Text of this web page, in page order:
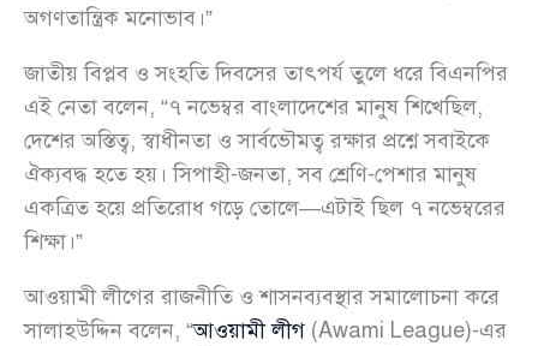
অগণতান্ত্রিক মনোভাব।”
জাতীয় বিপ্লব ও সংহতি দিবসের তাৎপর্য তুলে ধরে বিএনপির
এই নেতা বলেন, “৭ নভেম্বর বাংলাদেশের মানুষ শিখেছিল,
দেশের অস্তিত্ব, স্বাধীনতা ও সার্বভৌমত্ব রক্ষার প্রশ্নে সবাইকে
ঐক্যবদ্ধ হতে হয়। সিপাহী-জনতা, সব শ্রেণি-পেশার মানুষ
একত্রিত হয়ে প্রতিরোধ গড়ে তোলে—এটাই ছিল ৭ নভেম্বরের
শিক্ষা।”
আওয়ামী লীগের রাজনীতি ও শাসনব্যবস্থার সমালোচনা করে
সালাহউদ্দিন বলেন, “আওয়ামী লীগ (Awami League)-এর